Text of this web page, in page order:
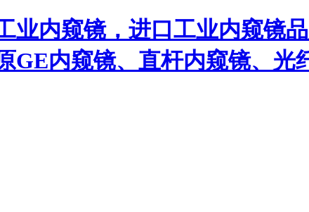
业内窥镜，进口工业内窥镜
内窥镜、直杆内窥镜、光